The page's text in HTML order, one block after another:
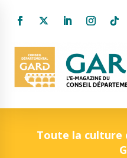
Toute la culture